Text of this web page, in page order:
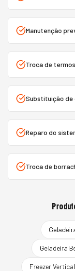
Manutenção
Troca de
Substituição de
Reparo do
Troca de
Geladeira
Freezer Vertical